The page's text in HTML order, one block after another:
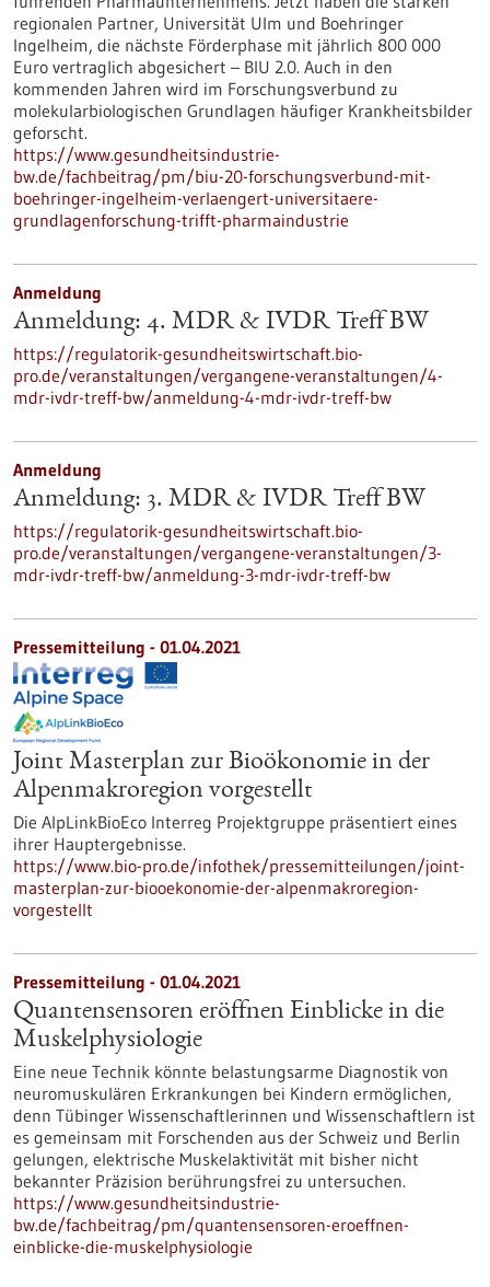
regionalen Partner, Universität Ulm und Boehringer
Ingelheim, die nächste Förderphase mit jährlich 800 000
Euro vertraglich abgesichert – BIU 2.0. Auch in den
kommenden Jahren wird im Forschungsverbund zu
molekularbiologischen Grundlagen häufiger Krankheitsbilder
geforscht.
https://www.gesundheitsindustrie-
bw.de/fachbeitrag/pm/biu-20-forschungsverbund-mit-
boehringer-ingelheim-verlaengert-universitaere-
grundlagenforschung-trifft-pharmaindustrie
Anmeldung
Anmeldung: 4. MDR & IVDR Treff BW
https://regulatorik-gesundheitswirtschaft.bio-
pro.de/veranstaltungen/vergangene-veranstaltungen/4-
mdr-ivdr-treff-bw/anmeldung-4-mdr-ivdr-treff-bw
Anmeldung
Anmeldung: 3. MDR & IVDR Treff BW
https://regulatorik-gesundheitswirtschaft.bio-
pro.de/veranstaltungen/vergangene-veranstaltungen/3-
mdr-ivdr-treff-bw/anmeldung-3-mdr-ivdr-treff-bw
Pressemitteilung - 01.04.2021
Joint Masterplan zur Bioökonomie in der
Alpenmakroregion vorgestellt
Die AlpLinkBioEco Interreg Projektgruppe präsentiert eines
ihrer Hauptergebnisse.
https://www.bio-pro.de/infothek/pressemitteilungen/joint-
masterplan-zur-biooekonomie-der-alpenmakroregion-
vorgestellt
Pressemitteilung - 01.04.2021
Quantensensoren eröffnen Einblicke in die
Muskelphysiologie
Eine neue Technik könnte belastungsarme Diagnostik von
neuromuskulären Erkrankungen bei Kindern ermöglichen,
denn Tübinger Wissenschaftlerinnen und Wissenschaftlern ist
es gemeinsam mit Forschenden aus der Schweiz und Berlin
gelungen, elektrische Muskelaktivität mit bisher nicht
bekannter Präzision berührungsfrei zu untersuchen.
https://www.gesundheitsindustrie-
bw.de/fachbeitrag/pm/quantensensoren-eroeffnen-
einblicke-die-muskelphysiologie